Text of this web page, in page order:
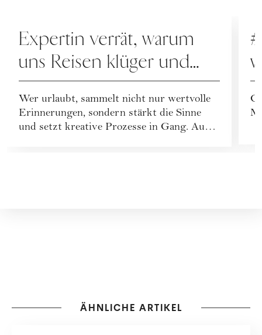
Expertin verrät, warum
uns Reisen klüger und
kreativer machen
Wer urlaubt, sammelt nicht nur wertvolle
Erinnerungen, sondern stärkt die Sinne
und setzt kreative Prozesse in Gang. Auch
ÄHNLICHE ARTIKEL